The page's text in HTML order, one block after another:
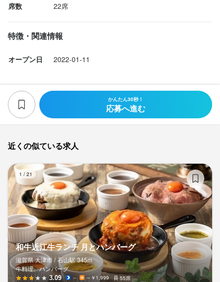
席数 22席
特徴・関連情報
オープン日 2022-01-11
かんたん30秒！
応募へ進む
近くの似ている求人
1 / 21
和牛近江牛ランチ 月とハンバーグ
滋賀県 大津市 / 石山駅 345m
牛料理、ハンバーグ
3.09 － ～￥1,999 55席
酒処 二階
勤務地
滋賀県大津市皇子が丘2-1-7 サンプレイス　2F
法人名・事業者名
酒処二階
最終更新日2026/01/31